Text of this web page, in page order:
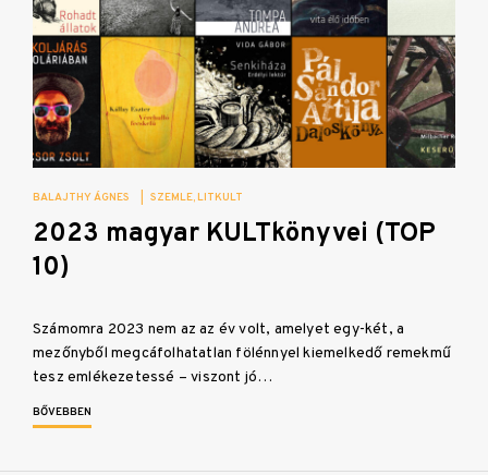
BALAJTHY ÁGNES SZEMLE LITKULT
2023 magyar KULTkönyvei (TOP
10)
Számomra 2023 nem az az év volt, amelyet egy-két, a
mezőnyből megcáfolhatatlan fölénnyel kiemelkedő remekmű
tesz emlékezetessé – viszont jó…
BŐVEBBEN